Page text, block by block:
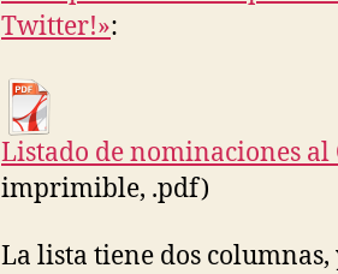
Twitter!»:
Listado de nominaciones al
imprimible, .pdf)
La lista tiene dos